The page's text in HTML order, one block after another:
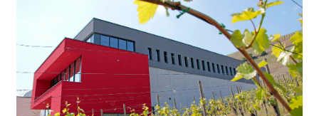
Weinherstellung
Unsere Weine
öffnen